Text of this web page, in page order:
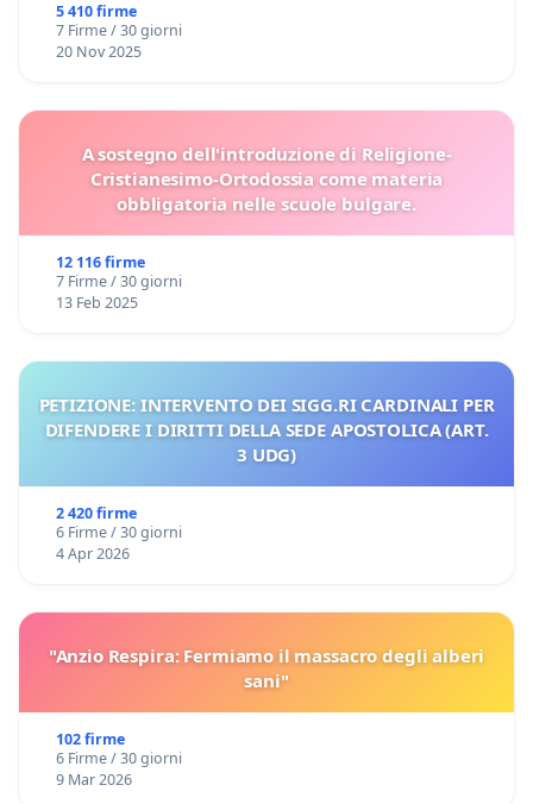
5 410 firme
7 Firme / 30 giorni
20 Nov 2025
A sostegno dell'introduzione di Religione-
Cristianesimo-Ortodossia come materia
obbligatoria nelle scuole bulgare.
12 116 firme
7 Firme / 30 giorni
13 Feb 2025
PETIZIONE: INTERVENTO DEI SIGG.RI CARDINALI PER
DIFENDERE I DIRITTI DELLA SEDE APOSTOLICA (ART.
3 UDG)
2 420 firme
6 Firme / 30 giorni
4 Apr 2026
"Anzio Respira: Fermiamo il massacro degli alberi
sani"
102 firme
6 Firme / 30 giorni
9 Mar 2026